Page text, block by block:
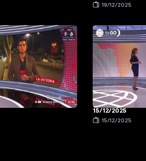
19/12/2025
15/12/2025
15/12/2025